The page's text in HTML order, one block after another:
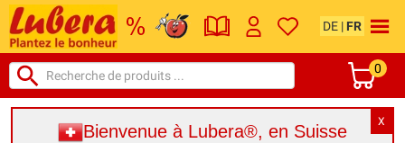
DE | FR
0
X
Bienvenue à Lubera®, en Suisse